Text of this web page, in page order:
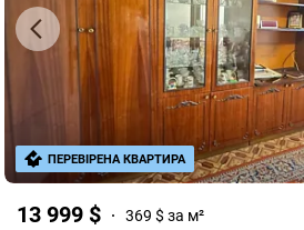
13 999 $ 369 $ за м²
ПЕРЕВІРЕНА КВАРТИРА